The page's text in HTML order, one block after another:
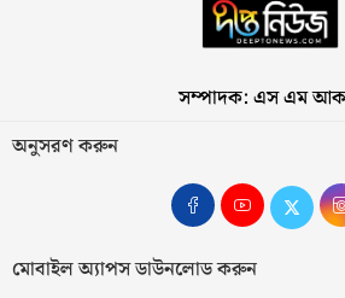
সম্পাদক: এস এম
অনুসরণ করুন
মোবাইল অ্যাপস ডাউনলোড করুন